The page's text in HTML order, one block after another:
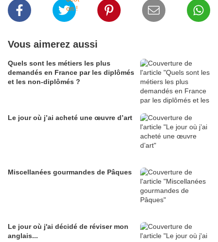
Vous aimerez aussi
Quels sont les métiers les plus
demandés en France par les diplômés
et les non-diplômés ?
Le jour où j’ai acheté une œuvre d’art
Miscellanées gourmandes de Pâques
Le jour où j'ai décidé de réviser mon
anglais...